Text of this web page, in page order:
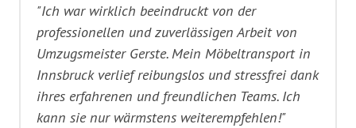
"Ich war wirklich beeindruckt von der
professionellen und zuverlässigen Arbeit von
Umzugsmeister Gerste. Mein Möbeltransport in
Innsbruck verlief reibungslos und stressfrei dank
ihres erfahrenen und freundlichen Teams. Ich
kann sie nur wärmstens weiterempfehlen!"